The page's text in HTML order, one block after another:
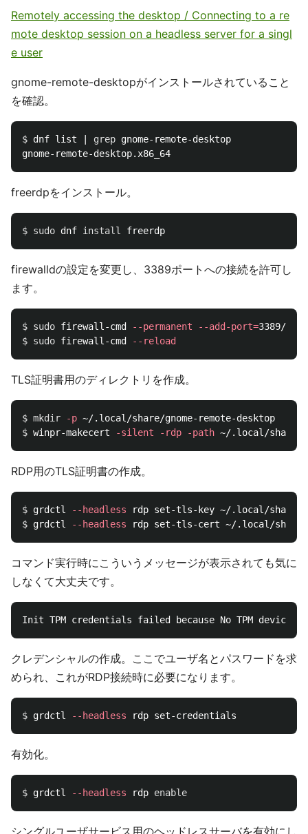
Remotely accessing the desktop / Connecting to a re
mote desktop session on a headless server for a singl
e user
gnome-remote-desktopがインストールされていること
を確認。
$ dnf list | grep gnome-remote-desktop
freerdpをインストール。
$ sudo dnf install
firewalldの設定を変更し、3389ポートへの接続を許可し
ます。
$ sudo firewall-cmd --permanent --add-port=
$ sudo firewall-cmd --reload
TLS証明書用のディレクトリを作成。
$ mkdir -p
$ winpr-makecert -silent -rdp -path
RDP用のTLS証明書の作成。
$ grdctl
--headless
$ grdctl --headless
コマンド実行時にこういうメッセージが表示されても気に
しなくて大丈夫です。
クレデンシャルの作成。ここでユーザ名とパスワードを求
められ、これがRDP接続時に必要になります。
$ grdctl --headless
有効化。
$ grdctl --headless rdp enable
シングルユーザサービス用のヘッドレスサーバを有効にし